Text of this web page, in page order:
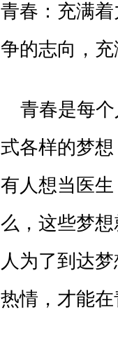
青春：充满
争的志向，
青春是每个
式各样的梦
有人想当医
么，这些梦
人为了到达
热情，才能